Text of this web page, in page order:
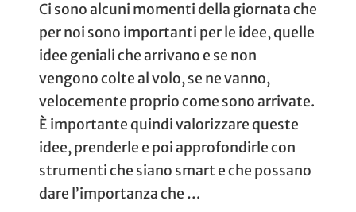
Ci sono alcuni momenti della giornata che
per noi sono importanti per le idee, quelle
idee geniali che arrivano e se non
vengono colte al volo, se ne vanno,
velocemente proprio come sono arrivate.
È importante quindi valorizzare queste
idee, prenderle e poi approfondirle con
strumenti che siano smart e che possano
dare l’importanza che …